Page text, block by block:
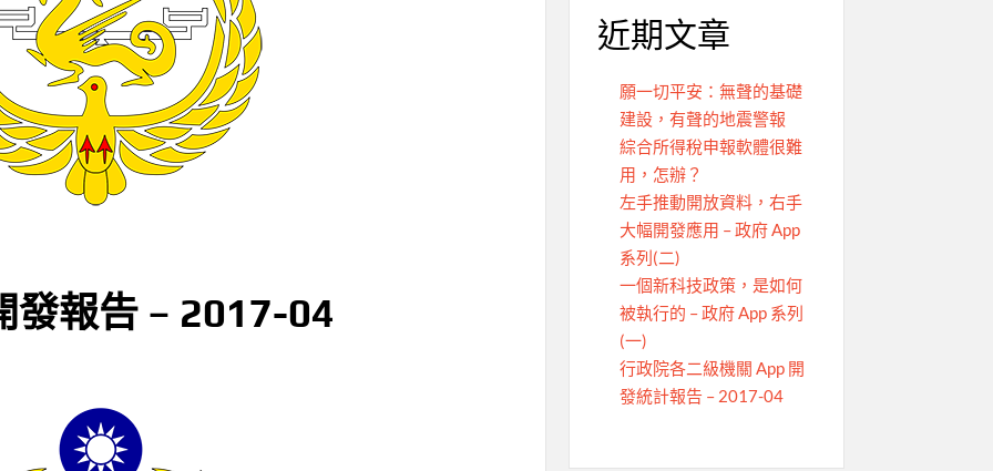
發報告 – 2017-04
近期文章
願一切平安：無聲的基礎
建設，有聲的地震警報
綜合所得稅申報軟體很難
用，怎辦？
左手推動開放資料，右手
大幅開發應用 – 政府 App
系列(二)
一個新科技政策，是如何
被執行的 – 政府 App 系列
(一)
行政院各二級機關 App 開
發統計報告 – 2017-04